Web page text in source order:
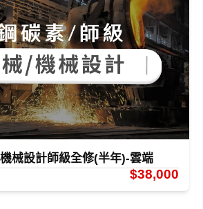
械設計師級全修(半年)-雲端
$38,000